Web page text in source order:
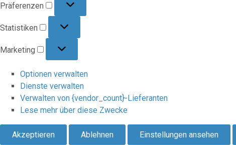
Präferenzen
Statistiken
Marketing
Optionen verwalten
Dienste verwalten
Verwalten von {vendor_count}-Lieferanten
Lese mehr über diese Zwecke
Akzeptieren Ablehnen Einstellungen ansehen